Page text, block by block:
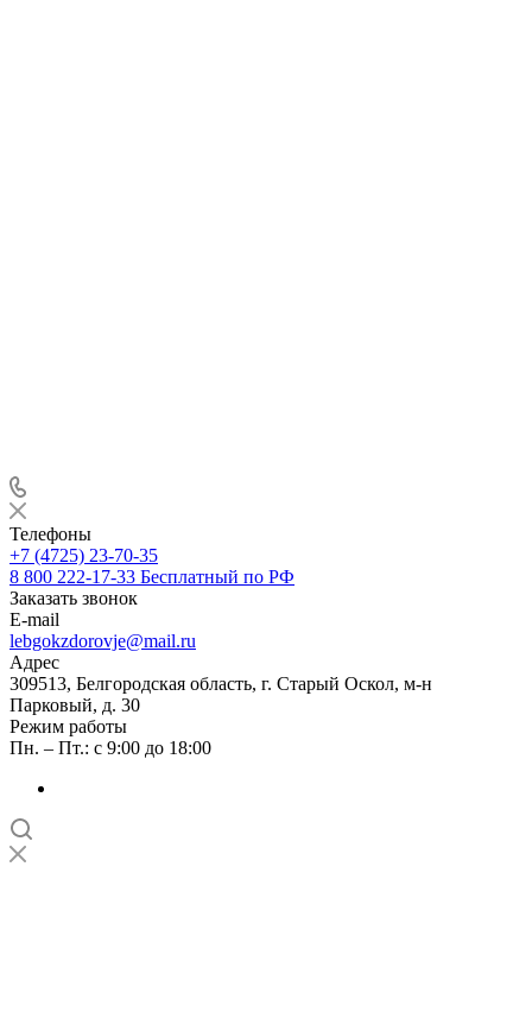
Телефоны
+7 (4725) 23-70-35
8 800 222-17-33 Бесплатный по РФ
Заказать звонок
E-mail
lebgokzdorovje@mail.ru
Адрес
309513, Белгородская область, г. Старый Оскол, м-н
Парковый, д. 30
Режим работы
Пн. – Пт.: с 9:00 до 18:00